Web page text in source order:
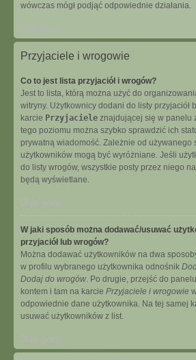
wówczas mógł podjąć odpowiednie działania.
Przyjaciele i wrogowie
Co to jest lista przyjaciół i wrogów?
Jest to lista, którą można użyć do
witryny. Użytkownicy dodani do listy przyjaciół
karcie Przyjaciele znajdującej się w panelu
tego poziomu można szybko sprawdzić ich
prywatną wiadomość. Zależnie od używanego
użytkowników mogą być wyróżniane. Jeśli
do listy wrogów, wszystkie posty przez niego
będą wyświetlane.
Na górę
W jaki sposób można dodawać/usuwać
przyjaciół lub wrogów?
Można dodawać użytkowników na dwa
w profilu wybranego użytkownika odnośnik
Dodaj do wrogów. Po drugie, przejść do
kontem i tam na karcie Przyjaciele i wrogowie
odpowiednie dane użytkownika. Na tej samej
usuwać użytkowników z list.
Na górę